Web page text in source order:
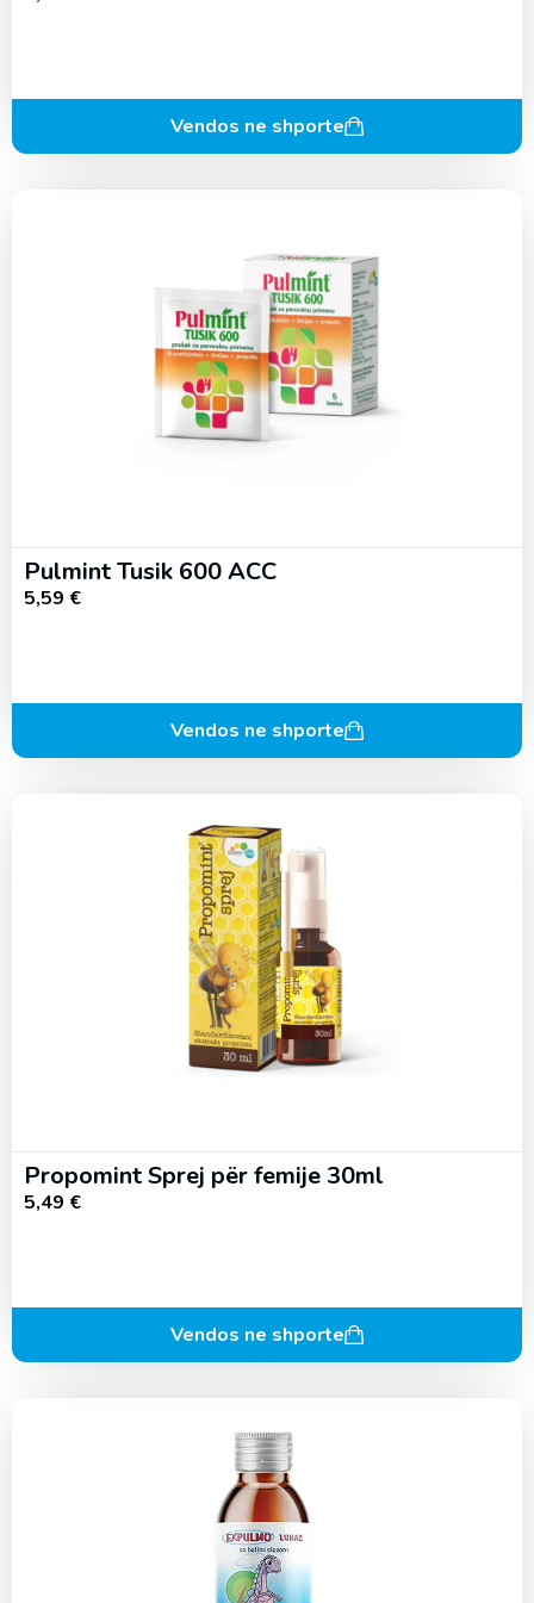
Vendos ne shporte
Pulmint Tusik 600 ACC
5,59 €
Vendos ne shporte
Propomint Sprej për femije 30ml
5,49 €
Vendos ne shporte